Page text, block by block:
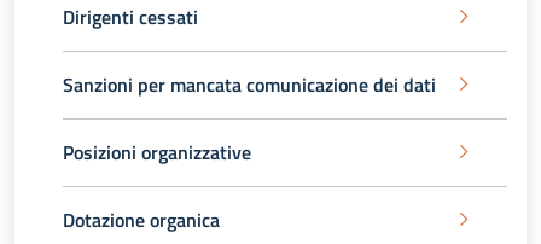
Dirigenti cessati
Sanzioni per mancata comunicazione dei dati
Posizioni organizzative
Dotazione organica